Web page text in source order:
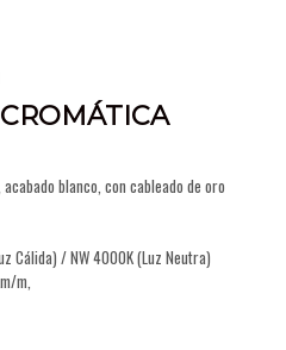
blanco, con cableado de oro
Cálida) / NW 4000K (Luz Neutra)
m,